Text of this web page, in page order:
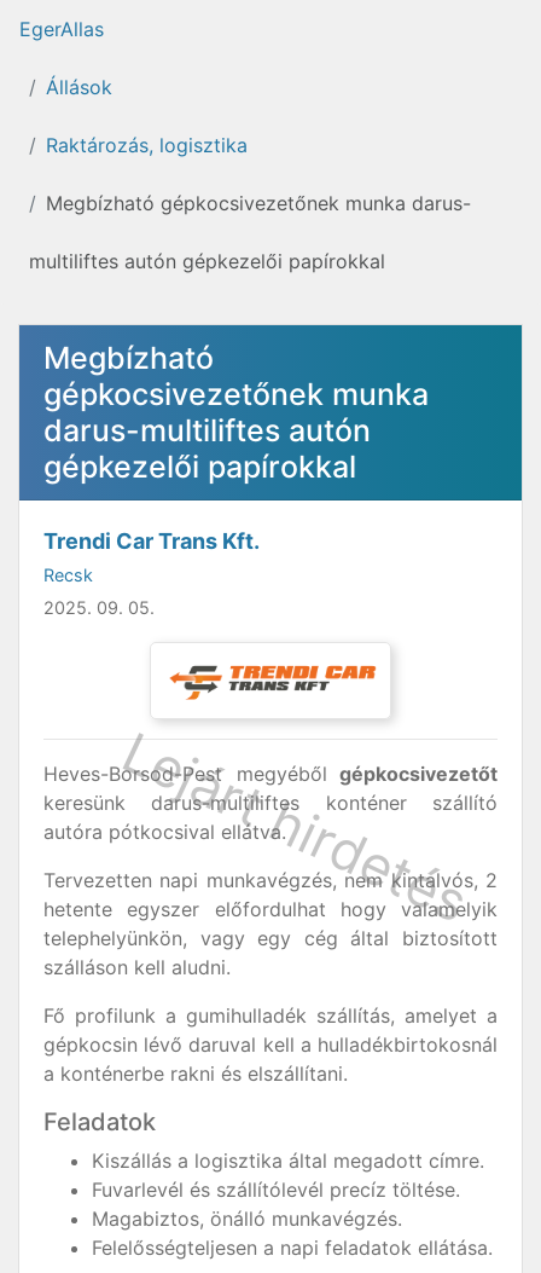
EgerAllas
Állások
Raktározás, logisztika
Megbízható gépkocsivezetőnek munka darus-
multiliftes autón gépkezelői papírokkal
Megbízható
gépkocsivezetőnek munka
darus-multiliftes autón
gépkezelői papírokkal
Trendi Car Trans Kft.
Recsk
2025. 09. 05.
Heves-Borsod-Pest megyéből gépkocsivezetőt
keresünk darus-multiliftes konténer szállító
autóra pótkocsival ellátva.
Tervezetten napi munkavégzés, nem kintalvós, 2
hetente egyszer előfordulhat hogy valamelyik
telephelyünkön, vagy egy cég által biztosított
szálláson kell aludni.
Fő profilunk a gumihulladék szállítás, amelyet a
gépkocsin lévő daruval kell a hulladékbirtokosnál
a konténerbe rakni és elszállítani.
Feladatok
Kiszállás a logisztika által megadott címre.
Fuvarlevél és szállítólevél precíz töltése.
Magabiztos, önálló munkavégzés.
Felelősségteljesen a napi feladatok ellátása.